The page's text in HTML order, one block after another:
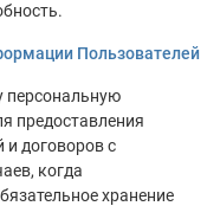
Пользователей
персональную
предоставления
и договоров с
когда
хранение